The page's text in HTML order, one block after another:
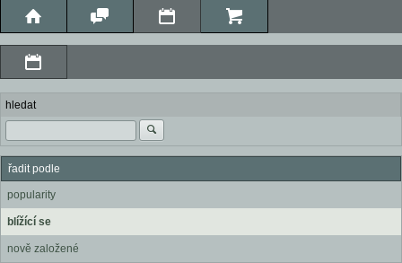
hledat
řadit podle
popularity
blížící se
nově založené